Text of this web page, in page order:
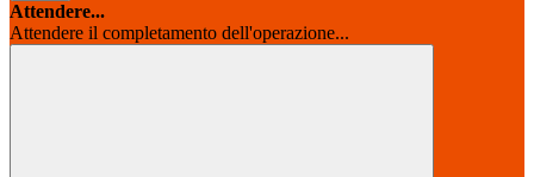
Attendere...
Attendere il completamento dell'operazione...